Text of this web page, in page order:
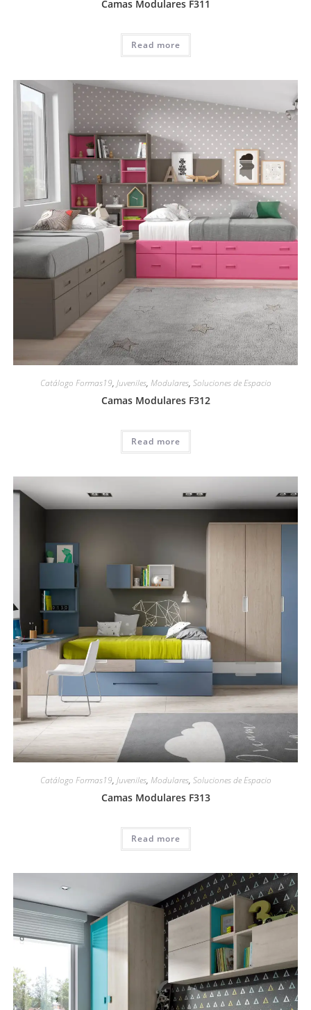
Camas Modulares F311
Read more
Catálogo Formas19, Juveniles, Modulares, Soluciones de Espacio
Camas Modulares F312
Read more
Catálogo Formas19, Juveniles, Modulares, Soluciones de Espacio
Camas Modulares F313
Read more